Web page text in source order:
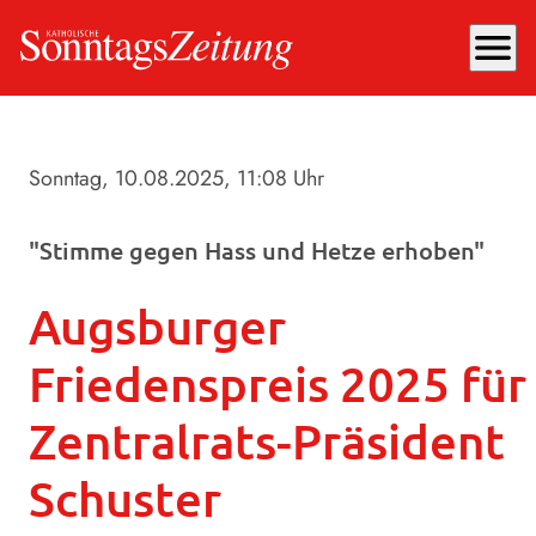
menu
Sonntag, 10.08.2025, 11:08 Uhr
"Stimme gegen Hass und Hetze erhoben"
Augsburger
Friedenspreis 2025 für
Zentralrats-Präsident
Schuster